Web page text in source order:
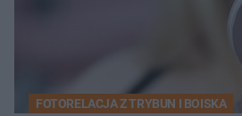
FOTORELACJA Z TRYBUN I BOISKA